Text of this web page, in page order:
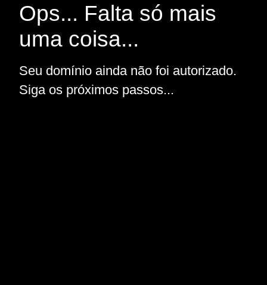
Ops... Falta só mais
uma coisa...
Seu domínio ainda não foi autorizado.
Siga os próximos passos...